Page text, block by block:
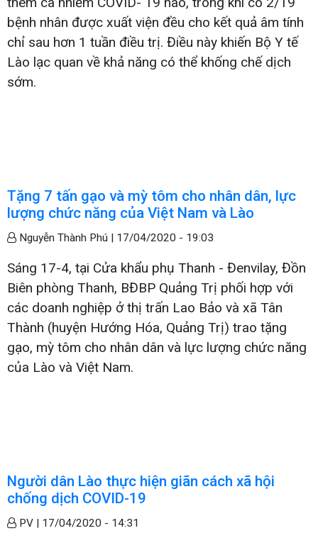
bệnh nhân được xuất viện đều cho kết quả âm tính
chỉ sau hơn 1 tuần điều trị. Điều này khiến Bộ Y tế
Lào lạc quan về khả năng có thể khống chế dịch
sớm.
Tặng 7 tấn gạo và mỳ tôm cho nhân dân, lực
lượng chức năng của Việt Nam và Lào
Nguyễn Thành Phú | 17/04/2020 - 19:03
Sáng 17-4, tại Cửa khẩu phụ Thanh - Đenvilay, Đồn
Biên phòng Thanh, BĐBP Quảng Trị phối hợp với
các doanh nghiệp ở thị trấn Lao Bảo và xã Tân
Thành (huyện Hướng Hóa, Quảng Trị) trao tặng
gạo, mỳ tôm cho nhân dân và lực lượng chức năng
của Lào và Việt Nam.
Người dân Lào thực hiện giãn cách xã hội
chống dịch COVID-19
PV | 17/04/2020 - 14:31